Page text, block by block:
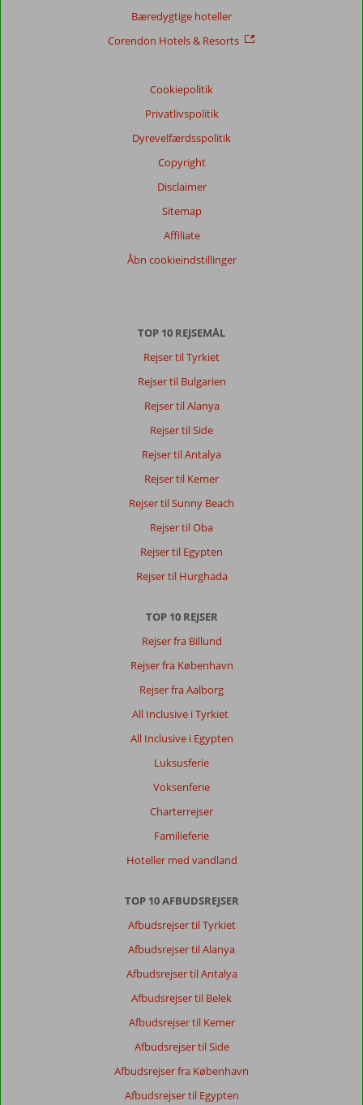
Bæredygtige hoteller
Corendon Hotels & Resorts
Cookiepolitik
Privatlivspolitik
Dyrevelfærdsspolitik
Copyright
Disclaimer
Sitemap
Affiliate
Åbn cookieindstillinger
TOP 10 REJSEMÅL
Rejser til Tyrkiet
Rejser til Bulgarien
Rejser til Alanya
Rejser til Side
Rejser til Antalya
Rejser til Kemer
Rejser til Sunny Beach
Rejser til Oba
Rejser til Egypten
Rejser til Hurghada
TOP 10 REJSER
Rejser fra Billund
Rejser fra København
Rejser fra Aalborg
All Inclusive i Tyrkiet
All Inclusive i Egypten
Luksusferie
Voksenferie
Charterrejser
Familieferie
Hoteller med vandland
TOP 10 AFBUDSREJSER
Afbudsrejser til Tyrkiet
Afbudsrejser til Alanya
Afbudsrejser til Antalya
Afbudsrejser til Belek
Afbudsrejser til Kemer
Afbudsrejser til Side
Afbudsrejser fra København
Afbudsrejser til Egypten